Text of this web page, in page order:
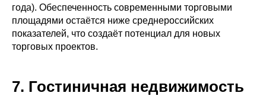
года). Обеспеченность современными торговыми
площадями остаётся ниже среднероссийских
показателей, что создаёт потенциал для новых
торговых проектов.
7. Гостиничная недвижимость